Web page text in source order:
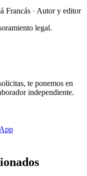
Francás · Autor y editor
legal.
te ponemos en
independiente.